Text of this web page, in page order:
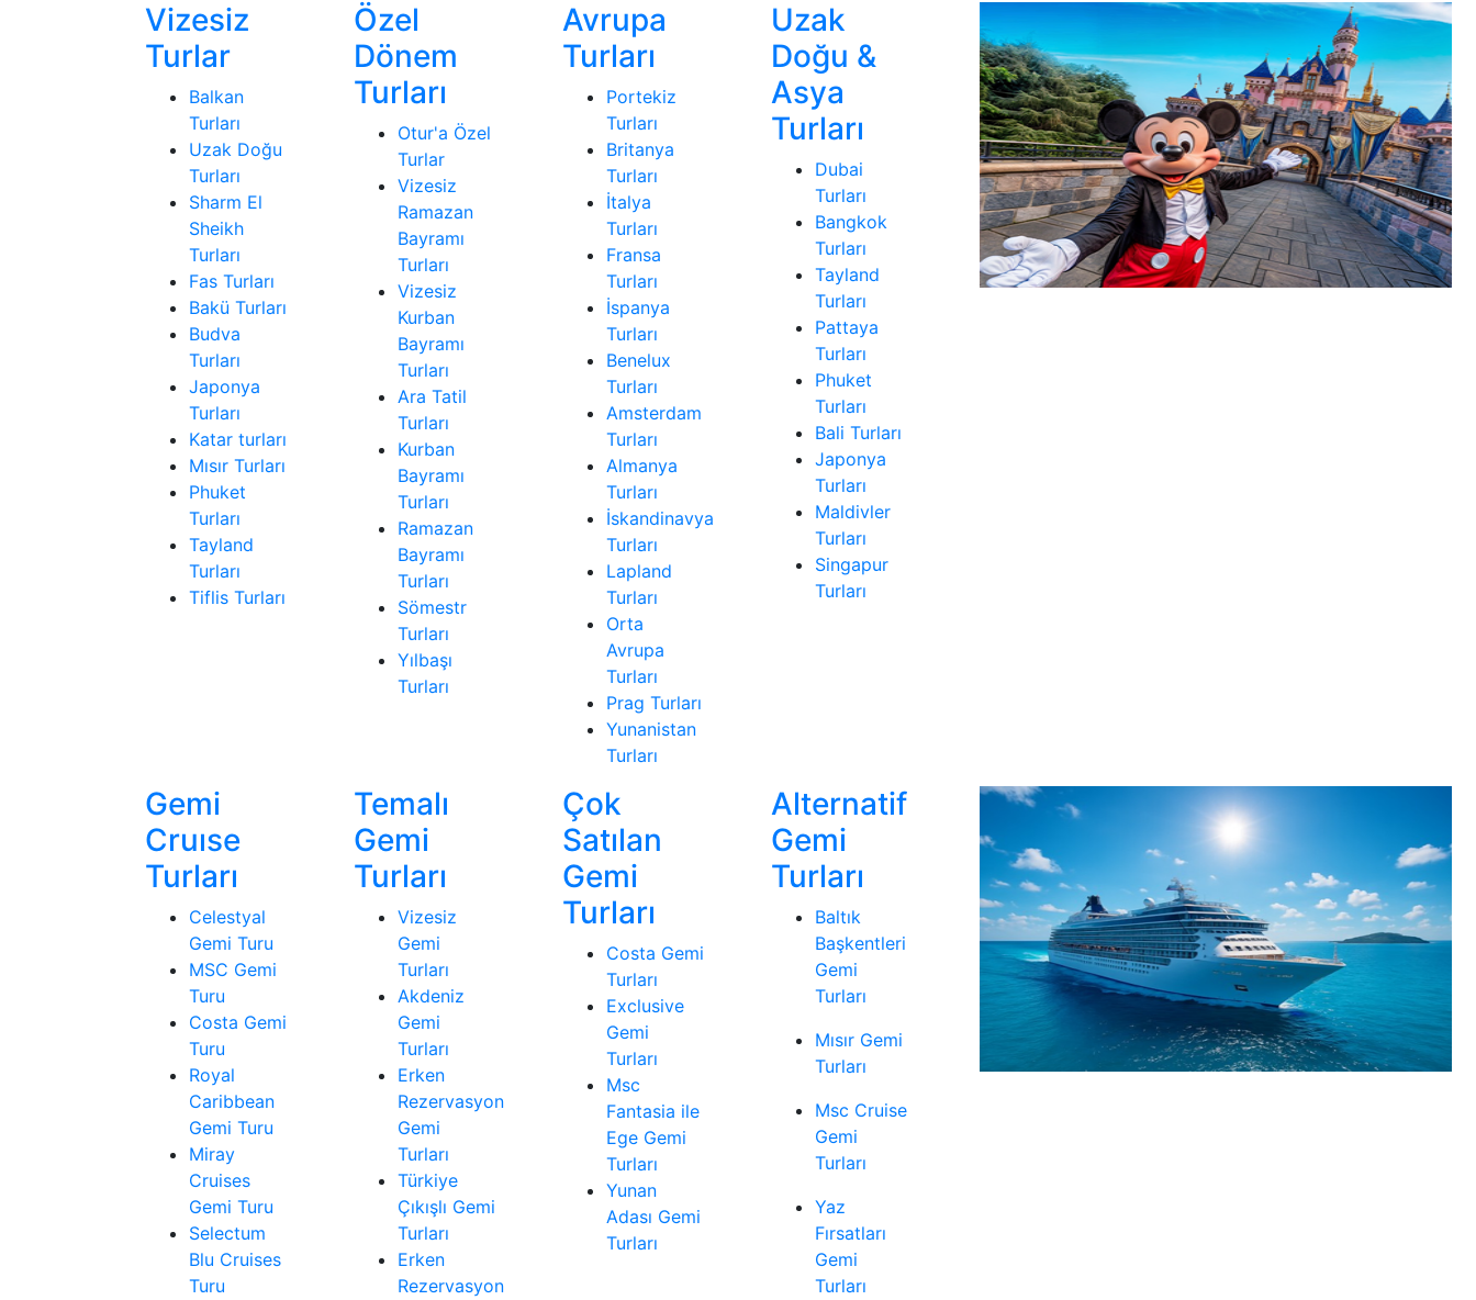
Vizesiz
Turlar
Balkan
Turları
Uzak Doğu
Turları
Sharm El
Sheikh
Turları
Fas Turları
Bakü Turları
Budva
Turları
Japonya
Turları
Katar turları
Mısır Turları
Phuket
Turları
Tayland
Turları
Tiflis Turları
Özel
Dönem
Turları
Otur'a Özel
Turlar
Vizesiz
Ramazan
Bayramı
Turları
Vizesiz
Kurban
Bayramı
Turları
Ara Tatil
Turları
Kurban
Bayramı
Turları
Ramazan
Bayramı
Turları
Sömestr
Turları
Yılbaşı
Turları
Avrupa
Turları
Portekiz
Turları
Britanya
Turları
İtalya
Turları
Fransa
Turları
İspanya
Turları
Benelux
Turları
Amsterdam
Turları
Almanya
Turları
İskandinavya
Turları
Lapland
Turları
Orta
Avrupa
Turları
Prag Turları
Yunanistan
Turları
Uzak
Doğu &
Asya
Turları
Dubai
Turları
Bangkok
Turları
Tayland
Turları
Pattaya
Turları
Phuket
Turları
Bali Turları
Japonya
Turları
Maldivler
Turları
Singapur
Turları
Gemi
Cruıse
Turları
Celestyal
Gemi Turu
MSC Gemi
Turu
Costa Gemi
Turu
Royal
Caribbean
Gemi Turu
Miray
Cruises
Gemi Turu
Selectum
Blu Cruises
Turu
Temalı
Gemi
Turları
Vizesiz
Gemi
Turları
Akdeniz
Gemi
Turları
Erken
Rezervasyon
Gemi
Turları
Türkiye
Çıkışlı Gemi
Turları
Erken
Rezervasyon
Çok
Satılan
Gemi
Turları
Costa Gemi
Turları
Exclusive
Gemi
Turları
Msc
Fantasia ile
Ege Gemi
Turları
Yunan
Adası Gemi
Turları
Alternatif
Gemi
Turları
Baltık
Başkentleri
Gemi
Turları
Mısır Gemi
Turları
Msc Cruise
Gemi
Turları
Yaz
Fırsatları
Gemi
Turları